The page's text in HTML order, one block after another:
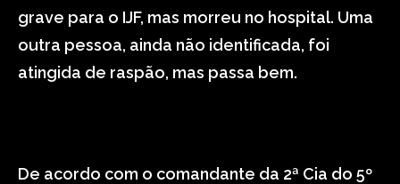
grave para o IJF, mas morreu no hospital. Uma
outra pessoa, ainda não identificada, foi
atingida de raspão, mas passa bem.
De acordo com o comandante da 2ª Cia do 5º